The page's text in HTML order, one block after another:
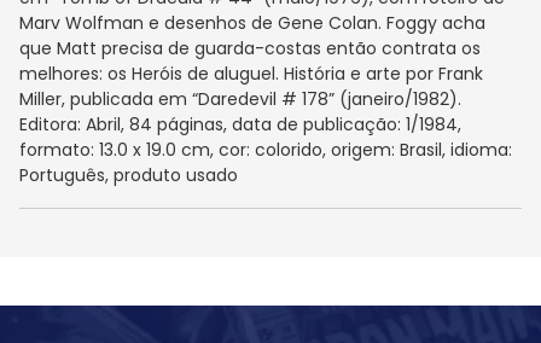
Marv Wolfman e desenhos de Gene Colan. Foggy acha
que Matt precisa de guarda-costas então contrata os
melhores: os Heróis de aluguel. História e arte por Frank
Miller, publicada em “Daredevil # 178” (janeiro/1982).
Editora: Abril, 84 páginas, data de publicação: 1/1984,
formato: 13.0 x 19.0 cm, cor: colorido, origem: Brasil, idioma:
Português, produto usado